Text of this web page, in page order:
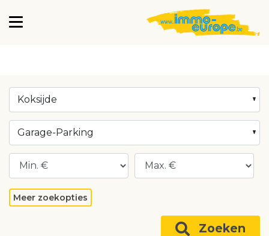
Koksijde
Garage-Parking
Meer zoekopties
Zoeken